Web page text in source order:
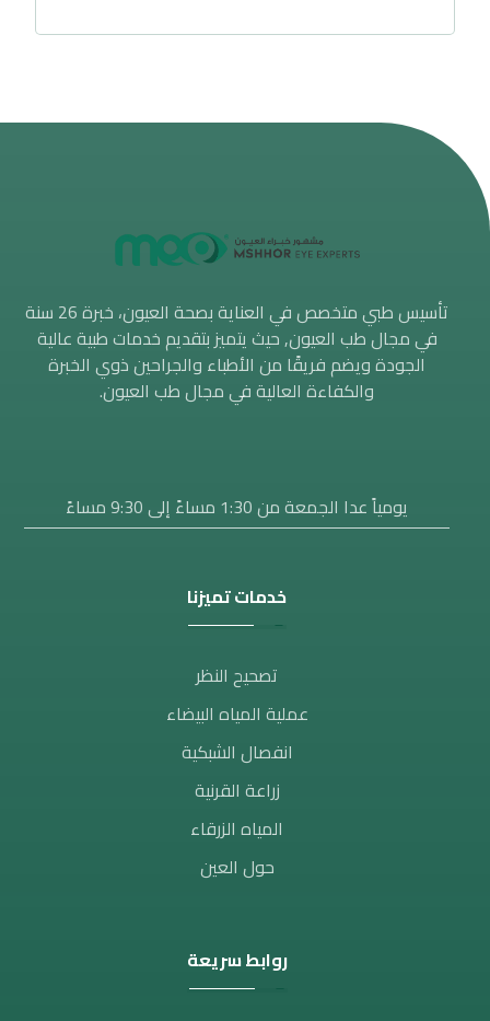
تأسيس طبي متخصص في العناية بصحة العيون، خبرة 26 سنة
في مجال طب العيون, حيث يتميز بتقديم خدمات طبية عالية
الجودة ويضم فريقًا من الأطباء والجراحين ذوي الخبرة
والكفاءة العالية في مجال طب العيون.
يومياً عدا الجمعة من 1:30 مساءََ إلى 9:30 مساءً
خدمات تميزنا
تصحيح النظر​
عملية المياه البيضاء
انفصال الشبكية
زراعة القرنية
المياه الزرقاء
حول العين
روابط سريعة